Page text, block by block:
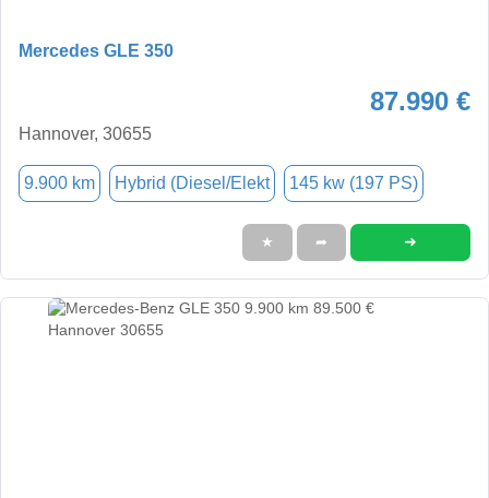
Mercedes GLE 350
87.990 €
Hannover, 30655
9.900 km Hybrid (Diesel/Elekt 145 kw (197 PS)
★ ➦ ➜